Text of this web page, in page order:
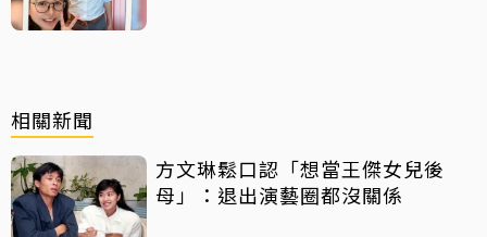
相關新聞
方文琳鬆口認「想當王傑女兒後
母」：退出演藝圈都沒關係